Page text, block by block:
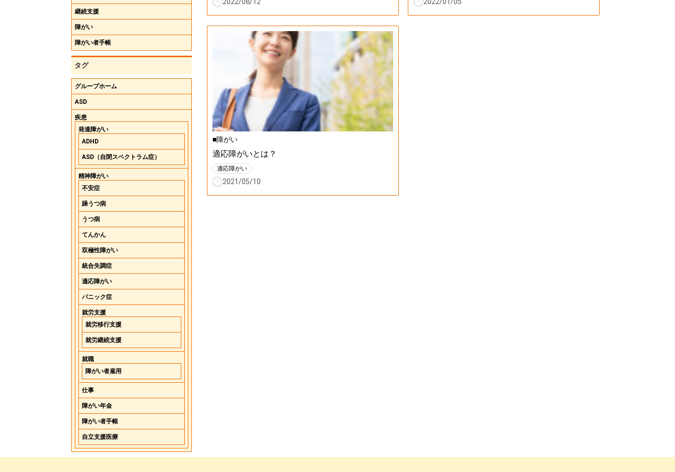
■障がい
適応障がいとは？
適応障がい
2021/05/10
継続支援
障がい
障がい者手帳
タグ
グループホーム
ASD
疾患
発達障がい
ADHD
ASD（自閉スペクトラム症）
精神障がい
不安症
躁うつ病
うつ病
てんかん
双極性障がい
統合失調症
適応障がい
パニック症
就労支援
就労移行支援
就労継続支援
就職
障がい者雇用
仕事
障がい年金
障がい者手帳
自立支援医療